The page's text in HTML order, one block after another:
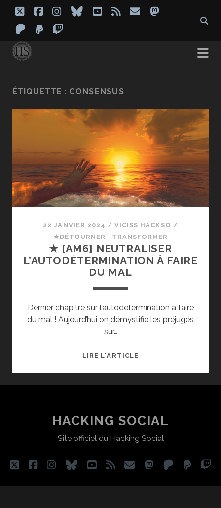
twitterfacebook
instagram
blueskyyoutube
rss emailmastodon
patreon
paypal
ÉTIQUETTE : CONSENSUS
22 JANVIER 2024 /VICISS HACKSO /
★DÉTOURNER · TRANSFORMER
★ [AM6] NEUTRALISER
L’AUTODÉTERMINATION À FAIRE
DU MAL
Dernier chapitre sur l’autodétermination à faire
du mal ! Aujourd’hui on démystifie les préjugés
sur…
LIRE L'ARTICLE★
DU
MAL
HACKING SOCIAL
Site officiel du Hacking Social
twitterfacebook
instagram
blueskyyoutube
rss emailmastodon
patreon